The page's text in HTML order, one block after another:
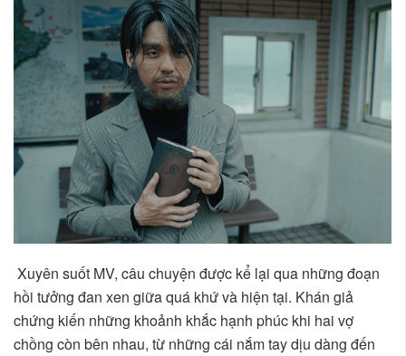
Xuyên suốt MV, câu chuyện được kể lại qua những đoạn
hồi tưởng đan xen giữa quá khứ và hiện tại. Khán giả
chứng kiến những khoảnh khắc hạnh phúc khi hai vợ
chồng còn bên nhau, từ những cái nắm tay dịu dàng đến